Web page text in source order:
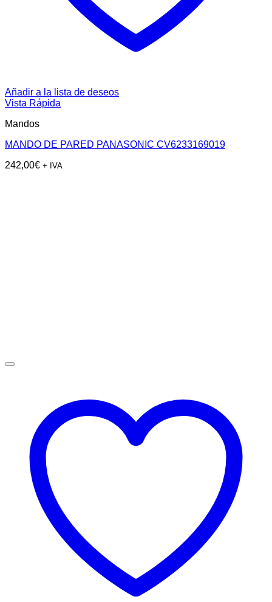
Añadir a la lista de deseos
Vista Rápida
Mandos
MANDO DE PARED PANASONIC CV6233169019
242,00€ + IVA